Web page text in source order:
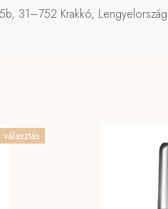
31–752 Krakkó,